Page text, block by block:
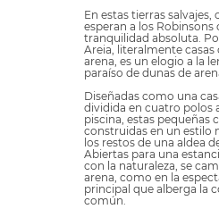
En estas tierras salvajes,
esperan a los Robinsons
tranquilidad absoluta.
Areia, literalmente casas
arena, es un elogio a la
paraíso de dunas de
Diseñadas como una
dividida en cuatro polos
piscina, estas pequeñas
construidas en un estilo
los restos de una aldea
Abiertas para una
con la naturaleza, se
arena, como en la
principal que alberga la
común.